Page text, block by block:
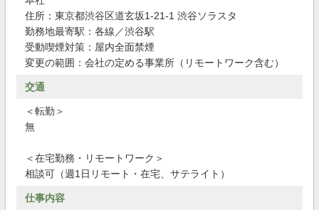
住所：東京都渋谷区道玄坂1-21-1 渋谷ソラスタ
勤務地最寄駅：各線／渋谷駅
受動喫煙対策：屋内全面禁煙
変更の範囲：会社の定める事業所（リモートワーク含む）
交通
＜転勤＞
無
＜在宅勤務・リモートワーク＞
相談可（週1日リモート・在宅、サテライト）
仕事内容